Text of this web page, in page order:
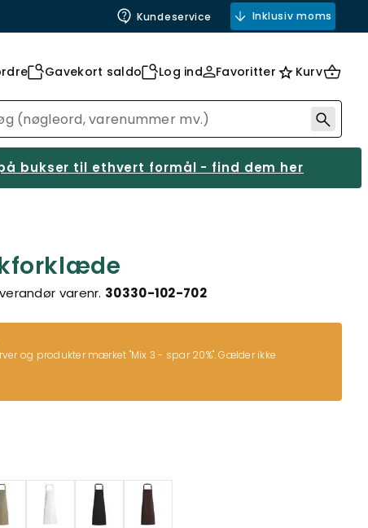
Kundeservice Inklusiv moms
Gavekort saldo Log ind Favoritter Kurv
bukser til ethvert formål - find dem her
varenr. 30330-102-702
og produkter mærket "Mix 3 - spar 20%". Gælder ikke